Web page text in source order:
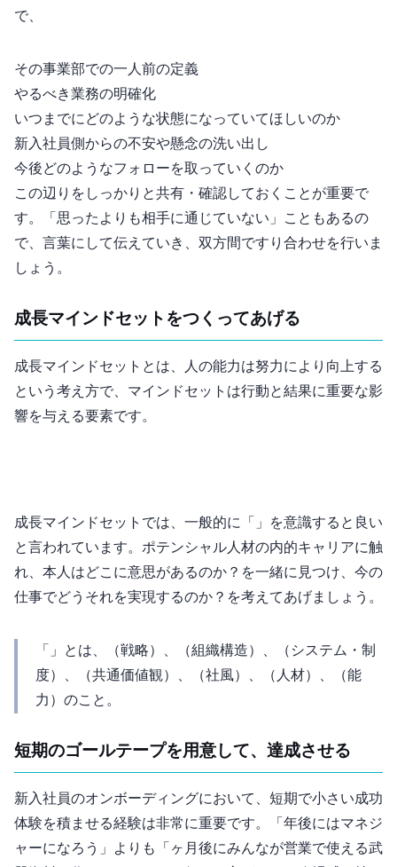
で、
その事業部での一人前の定義
やるべき業務の明確化
いつまでにどのような状態になっていてほしいのか
新入社員側からの不安や懸念の洗い出し
今後どのようなフォローを取っていくのか
この辺りをしっかりと共有・確認しておくことが重要で
す。「思ったよりも相手に通じていない」こともあるの
で、言葉にして伝えていき、双方間ですり合わせを行いま
しょう。
2. 成長マインドセットをつくってあげる
成長マインドセットとは、人の能力は努力により向上する
という考え方で、マインドセットは行動と結果に重要な影
響を与える要素です。
成長マインドセットでは、一般的に「7S」を意識すると良い
と言われています。ポテンシャル人材の内的キャリアに触
れ、本人はどこに意思があるのか？を一緒に見つけ、今の
仕事でどうそれを実現するのか？を考えてあげましょう。
「7S」とは、Strategy（戦略）、Structure（組織構造）、System（システム・制
度）、Shared value（共通価値観）、Style（社風）、Staff（人材）、Skill（能
力）のこと。
3. 短期のゴールテープを用意して、達成させる
新入社員のオンボーディングにおいて、短期で小さい成功
体験を積ませる経験は非常に重要です。「3年後にはマネジ
ャーになろう」よりも「1ヶ月後にみんなが営業で使える武